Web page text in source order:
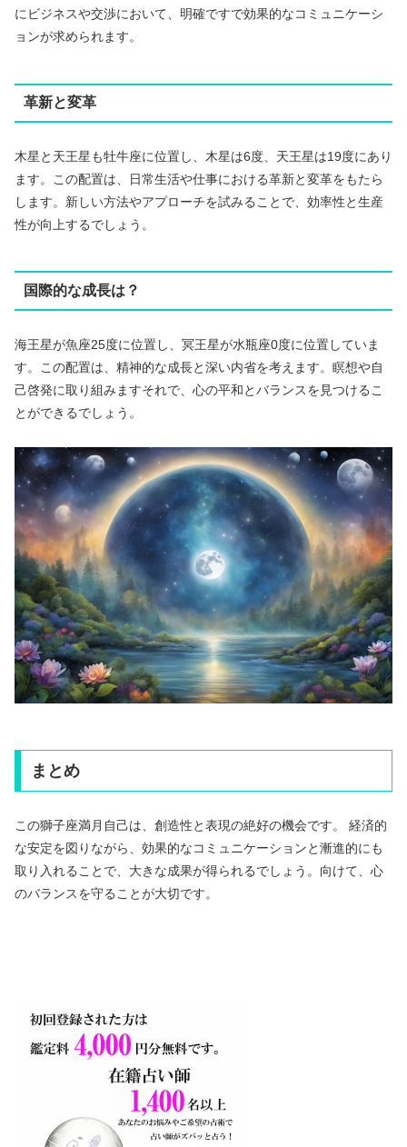
にビジネスや交渉において、明確ですで効果的なコミュニケーシ
ョンが求められます。
革新と変革
木星と天王星も牡牛座に位置し、木星は6度、天王星は19度にあり
ます。この配置は、日常生活や仕事における革新と変革をもたら
します。新しい方法やアプローチを試みることで、効率性と生産
性が向上するでしょう。
国際的な成長は？
海王星が魚座25度に位置し、冥王星が水瓶座0度に位置していま
す。この配置は、精神的な成長と深い内省を考えます。瞑想や自
己啓発に取り組みますそれで、心の平和とバランスを見つけるこ
とができるでしょう。
まとめ
この獅子座満月自己は、創造性と表現の絶好の機会です。 経済的
な安定を図りながら、効果的なコミュニケーションと漸進的にも
取り入れることで、大きな成果が得られるでしょう。向けて、心
のバランスを守ることが大切です。